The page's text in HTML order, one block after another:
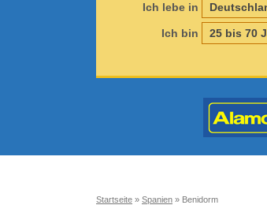
Ich lebe in
Ich bin
Startseite » Spanien » Benidorm